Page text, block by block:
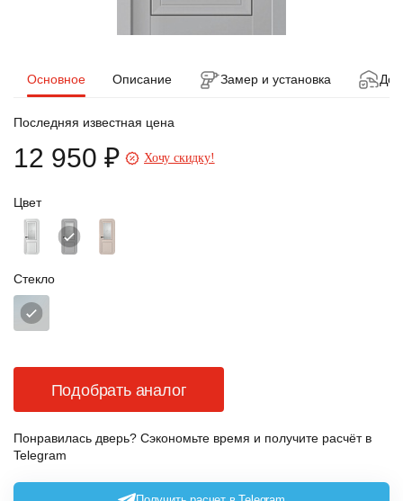
Основное Описание Замер и установка
Цвет
Стекло
Последняя известная цена
12 950 ₽ Хочу скидку!
Подобрать аналог
Понравилась дверь? Сэкономьте время и получите расчёт в
Telegram